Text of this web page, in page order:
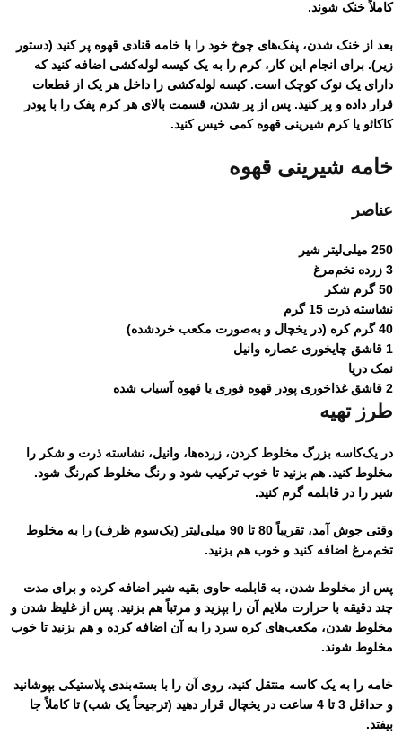
کاملاً خنک شوند.
بعد از خنک شدن، پفک‌های چوخ خود را با خامه قنادی قهوه پر کنید (دستور
زیر). برای انجام این کار، کرم را به یک کیسه لوله‌کشی اضافه کنید که
دارای یک نوک کوچک است. کیسه لوله‌کشی را داخل هر یک از قطعات
قرار داده و پر کنید. پس از پر شدن، قسمت بالای هر کرم پفک را با پودر
کاکائو یا کرم شیرینی قهوه کمی خیس کنید.
خامه شیرینی قهوه
عناصر
250 میلی‌لیتر شیر
3 زرده تخم‌مرغ
50 گرم شکر
نشاسته ذرت 15 گرم
40 گرم کره (در یخچال و به‌صورت مکعب خردشده)
1 قاشق چایخوری عصاره وانیل
نمک دریا
2 قاشق غذاخوری پودر قهوه فوری یا قهوه آسیاب شده
طرز تهیه
در یک‌کاسه بزرگ مخلوط کردن، زرده‌ها، وانیل، نشاسته ذرت و شکر را
مخلوط کنید. هم بزنید تا خوب ترکیب شود و رنگ مخلوط کم‌رنگ شود.
شیر را در قابلمه گرم کنید.
وقتی جوش آمد، تقریباً 80 تا 90 میلی‌لیتر (یک‌سوم ظرف) را به مخلوط
تخم‌مرغ اضافه کنید و خوب هم بزنید.
پس از مخلوط شدن، به قابلمه حاوی بقیه شیر اضافه کرده و برای مدت
چند دقیقه با حرارت ملایم آن را بپزید و مرتباً هم بزنید. پس از غلیظ شدن و
مخلوط شدن، مکعب‌های کره سرد را به آن اضافه کرده و هم بزنید تا خوب
مخلوط شوند.
خامه را به یک کاسه منتقل کنید، روی آن را با بسته‌بندی پلاستیکی بپوشانید
و حداقل 3 تا 4 ساعت در یخچال قرار دهید (ترجیحاً یک شب) تا کاملاً جا
بیفتد.